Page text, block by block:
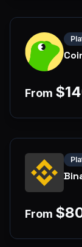
From $
From $